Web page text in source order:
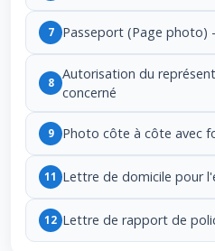
7 Passeport (Page photo)
8
Autorisation du
concerné
9 Photo côte à côte avec
11 Lettre de domicile pour
12 Lettre de rapport de